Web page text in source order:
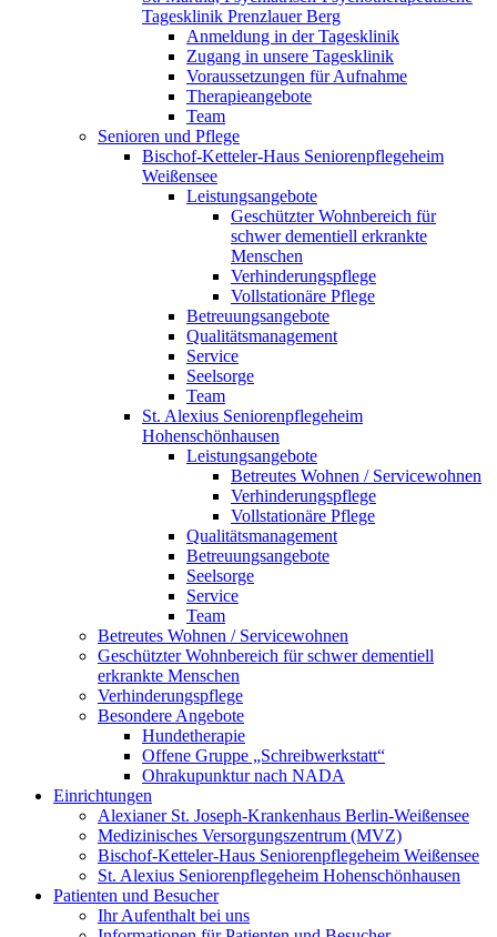
Tagesklinik Prenzlauer Berg
Anmeldung in der Tagesklinik
Zugang in unsere Tagesklinik
Voraussetzungen für Aufnahme
Therapieangebote
Team
Senioren und Pflege
Bischof-Ketteler-Haus Seniorenpflegeheim
Weißensee
Leistungsangebote
Geschützter Wohnbereich für
schwer dementiell erkrankte
Menschen
Verhinderungspflege
Vollstationäre Pflege
Betreuungsangebote
Qualitätsmanagement
Service
Seelsorge
Team
St. Alexius Seniorenpflegeheim
Hohenschönhausen
Leistungsangebote
Betreutes Wohnen / Servicewohnen
Verhinderungspflege
Vollstationäre Pflege
Qualitätsmanagement
Betreuungsangebote
Seelsorge
Service
Team
Betreutes Wohnen / Servicewohnen
Geschützter Wohnbereich für schwer dementiell
erkrankte Menschen
Verhinderungspflege
Besondere Angebote
Hundetherapie
Offene Gruppe „Schreibwerkstatt“
Ohrakupunktur nach NADA
Einrichtungen
Alexianer St. Joseph-Krankenhaus Berlin-Weißensee
Medizinisches Versorgungszentrum (MVZ)
Bischof-Ketteler-Haus Seniorenpflegeheim Weißensee
St. Alexius Seniorenpflegeheim Hohenschönhausen
Patienten und Besucher
Ihr Aufenthalt bei uns